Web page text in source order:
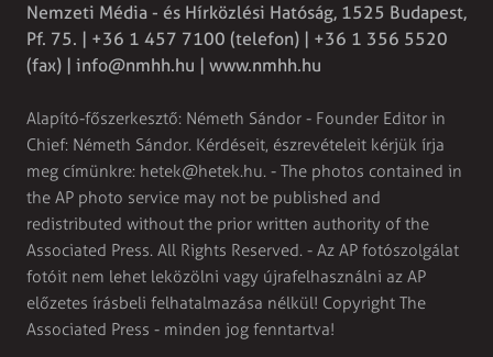
Nemzeti Média - és Hírközlési Hatóság, 1525 Budapest,
Pf. 75. | +36 1 457 7100 (telefon) | +36 1 356 5520
(fax) | info@nmhh.hu | www.nmhh.hu
Alapító-főszerkesztő: Németh Sándor - Founder Editor in
Chief: Németh Sándor. Kérdéseit, észrevételeit kérjük írja
meg címünkre: hetek@hetek.hu. - The photos contained in
the AP photo service may not be published and
redistributed without the prior written authority of the
Associated Press. All Rights Reserved. - Az AP fotószolgálat
fotóit nem lehet leközölni vagy újrafelhasználni az AP
előzetes írásbeli felhatalmazása nélkül! Copyright The
Associated Press - minden jog fenntartva!